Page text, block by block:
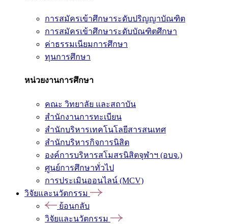
การสมัครเข้าศึกษาระดับปริญญาบัณฑิต
การสมัครเข้าศึกษาระดับบัณฑิตศึกษา
ค่าธรรมเนียมการศึกษา
ทุนการศึกษา
หน่วยงานการศึกษา
คณะ วิทยาลัย และสถาบัน
สำนักงานการทะเบียน
สำนักบริหารเทคโนโลยีสารสนเทศ
สำนักบริหารกิจการนิสิต
องค์การบริหารสโมสรนิสิตจุฬาฯ (อบจ.)
ศูนย์การศึกษาทั่วไป
การประเมินออนไลน์ (MCV)
วิจัยและนวัตกรรม
ย้อนกลับ
วิจัยและนวัตกรรม